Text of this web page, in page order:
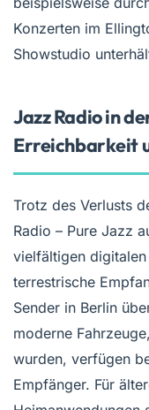
Konzerten im
Showstudio
Jazz Radio in
Erreichbarkeit
Trotz des Verlusts
Radio – Pure Jazz
vielfältigen
terrestrische
Sender in Berlin
moderne
wurden, verfügen
Empfänger. Für